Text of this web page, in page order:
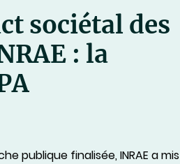
sociétal des
: la
publique finalisée, INRAE a mis